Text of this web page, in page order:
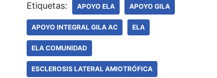
Etiquetas: APOYO ELA APOYO GILA
APOYO INTEGRAL GILA AC ELA
ELA COMUNIDAD
ESCLEROSIS LATERAL AMIOTRÓFICA